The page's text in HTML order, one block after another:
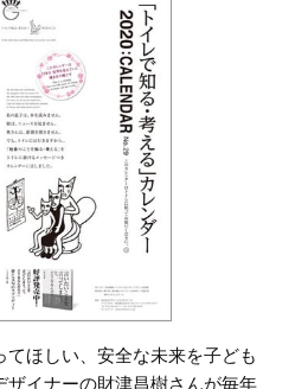
ほしい、安全な未来を子ども
ザイナーの財津昌樹さんが毎年